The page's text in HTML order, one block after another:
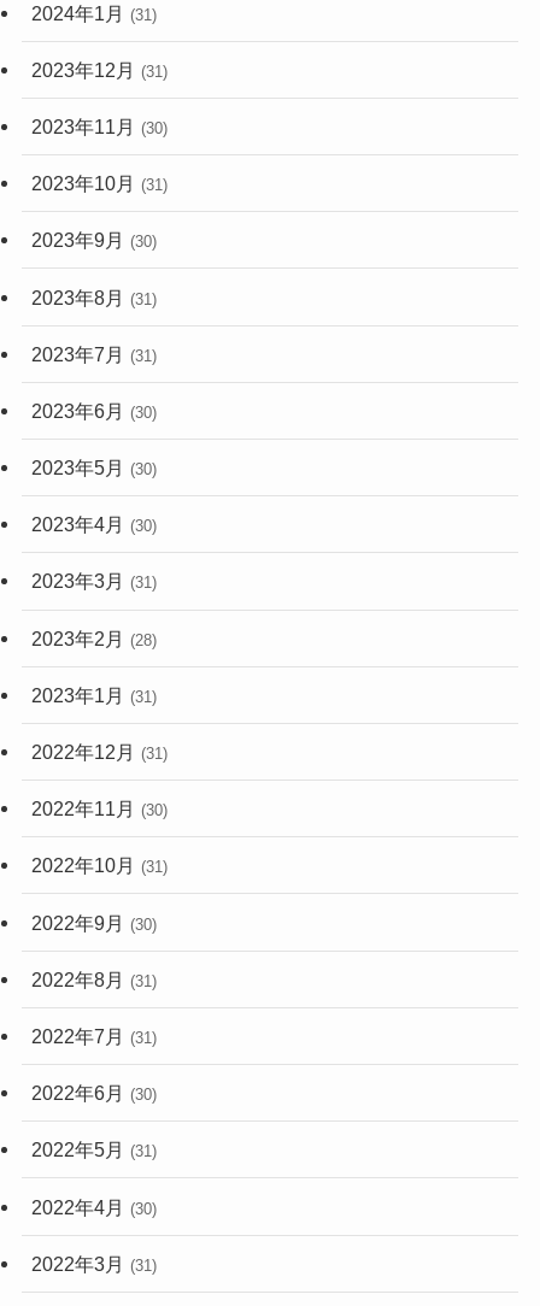
2024年1月 (31)
2023年12月 (31)
2023年11月 (30)
2023年10月 (31)
2023年9月 (30)
2023年8月 (31)
2023年7月 (31)
2023年6月 (30)
2023年5月 (30)
2023年4月 (30)
2023年3月 (31)
2023年2月 (28)
2023年1月 (31)
2022年12月 (31)
2022年11月 (30)
2022年10月 (31)
2022年9月 (30)
2022年8月 (31)
2022年7月 (31)
2022年6月 (30)
2022年5月 (31)
2022年4月 (30)
2022年3月 (31)